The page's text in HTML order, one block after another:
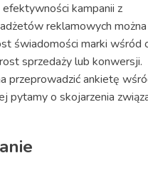
kampanii z
reklamowych można
świadomości marki wśród
sprzedaży lub konwersji.
przeprowadzić ankietę
pytamy o skojarzenia